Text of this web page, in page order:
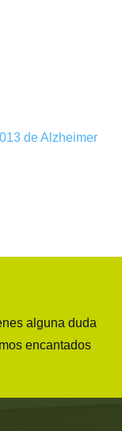
de Alzheimer
alguna duda
encantados